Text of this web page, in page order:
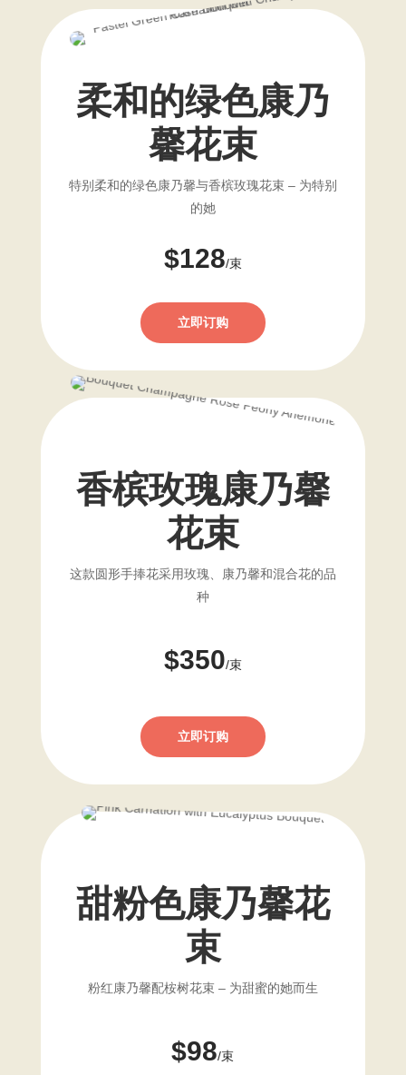
柔和的绿色康乃
馨花束
特别柔和的绿色康乃馨与香槟玫瑰花束 – 为特别
的她
$128/束
立即订购
香槟玫瑰康乃馨
花束
这款圆形手捧花采用玫瑰、康乃馨和混合花的品
种
$350/束
立即订购
甜粉色康乃馨花
束
粉红康乃馨配桉树花束 – 为甜蜜的她而生
$98/束